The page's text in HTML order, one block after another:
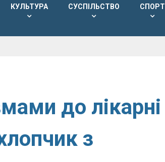
КУЛЬТУРА СУСПІЛЬСТВО СПОРТ
до лікарні
з